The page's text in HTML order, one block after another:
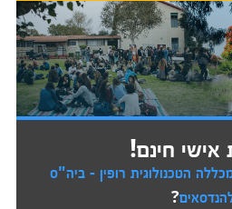
אישי חינם!
הטכנולוגית רופין - ביה"ס
?